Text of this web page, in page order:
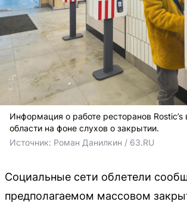
Информация о работе ресторанов Rostic’s
области на фоне слухов о закрытии.
Источник: Роман Данилкин / 63.RU
Социальные сети облетели
предполагаемом массовом